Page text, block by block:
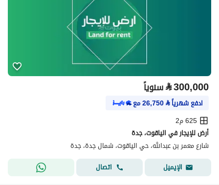
⃁300,000 سنوياً
ادفع شهرياً⃁
26,750مع
625 م2
أرض للإيجار في الياقوت، جدة
شارع معمر بن عبدالله، حي الياقوت، شمال جدة، جدة
الإيميل
اتصال